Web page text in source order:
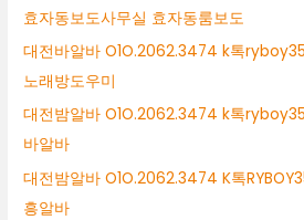
효자동보도사무실 효자동룸보도
대전바알바 O1O.2062.3474 k톡
노래방도우미
대전밤알바 O1O.2062.3474 k톡
바알바
대전밤알바 O1O.2062.3474 K톡
흥알바